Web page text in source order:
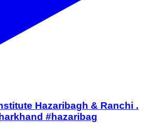
Hazaribagh & Ranchi .
#hazaribag